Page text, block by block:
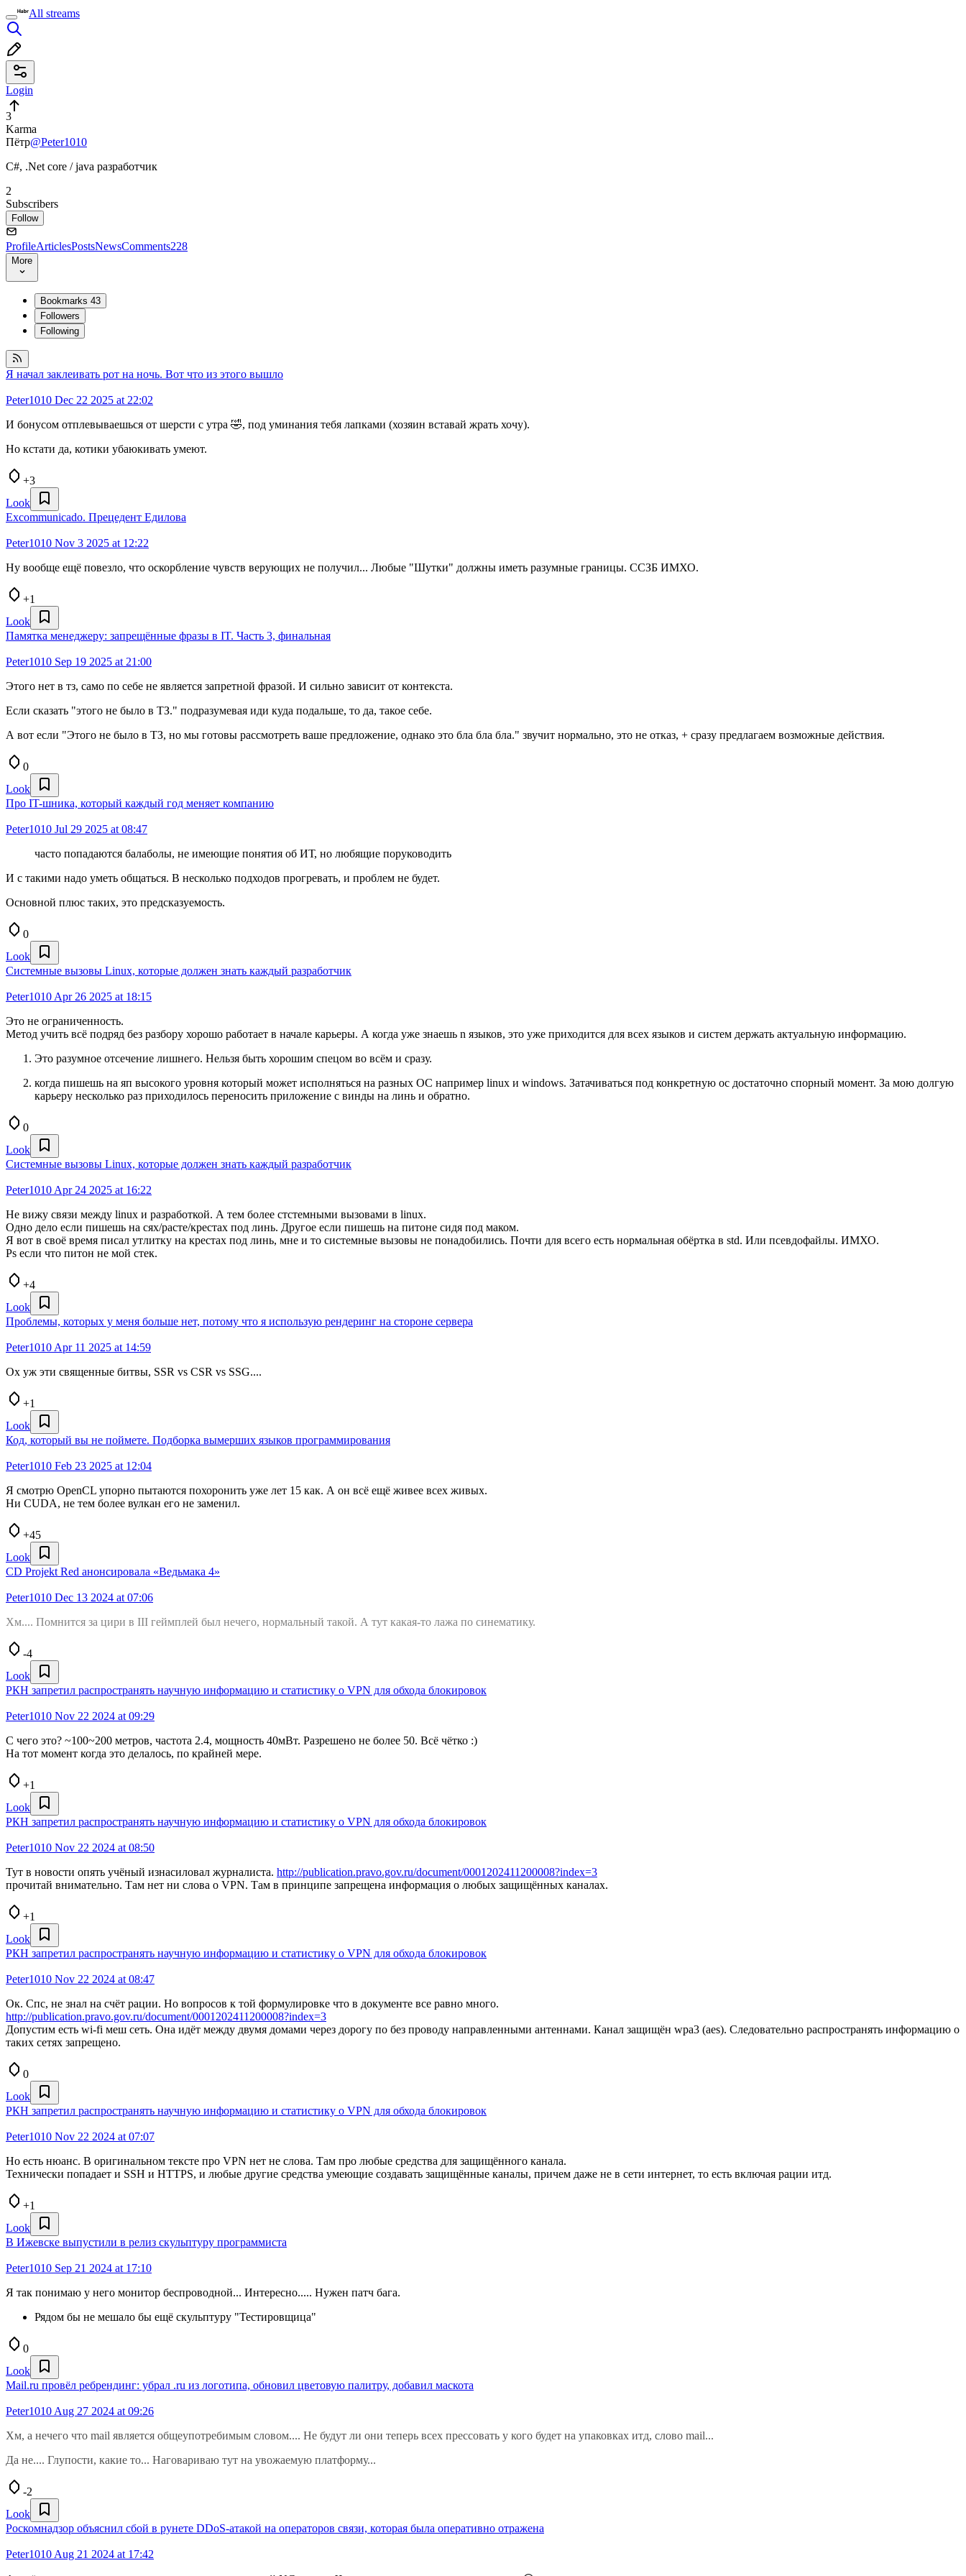
All streams
Login
3
Karma
Пётр@Peter1010
C#, .Net core / java разработчик
2
Subscribers
Follow
ProfileArticlesPostsNewsComments228
More
Bookmarks 43
Followers
Following
Я начал заклеивать рот на ночь. Вот что из этого вышло
Peter1010 Dec 22 2025 at 22:02
И бонусом отплевываешься от шерсти с утра 🤣, под уминания тебя лапками (хозяин вставай жрать хочу).
Но кстати да, котики убаюкивать умеют.
+3
Look
Excommunicado. Прецедент Едилова
Peter1010 Nov 3 2025 at 12:22
Ну вообще ещё повезло, что оскорбление чувств верующих не получил... Любые "Шутки" должны иметь разумные границы. ССЗБ ИМХО.
+1
Look
Памятка менеджеру: запрещённые фразы в IT. Часть 3, финальная
Peter1010 Sep 19 2025 at 21:00
Этого нет в тз, само по себе не является запретной фразой. И сильно зависит от контекста.
Если сказать "этого не было в ТЗ." подразумевая иди куда подальше, то да, такое себе.
А вот если "Этого не было в ТЗ, но мы готовы рассмотреть ваше предложение, однако это бла бла бла." звучит нормально, это не отказ, + сразу предлагаем возможные действия.
0
Look
Про IT-шника, который каждый год меняет компанию
Peter1010 Jul 29 2025 at 08:47
часто попадаются балаболы, не имеющие понятия об ИТ, но любящие поруководить
И с такими надо уметь общаться. В несколько подходов прогревать, и проблем не будет.
Основной плюс таких, это предсказуемость.
0
Look
Системные вызовы Linux, которые должен знать каждый разработчик
Peter1010 Apr 26 2025 at 18:15
Это не ограниченность.
Метод учить всё подряд без разбору хорошо работает в начале карьеры. А когда уже знаешь n языков, это уже приходится для всех языков и систем держать актуальную информацию.
Это разумное отсечение лишнего. Нельзя быть хорошим спецом во всём и сразу.
когда пишешь на яп высокого уровня который может исполняться на разных ОС например linux и windows. Затачиваться под конкретную ос достаточно спорный момент. За мою долгую
карьеру несколько раз приходилось переносить приложение с винды на линь и обратно.
0
Look
Системные вызовы Linux, которые должен знать каждый разработчик
Peter1010 Apr 24 2025 at 16:22
Не вижу связи между linux и разработкой. А тем более стстемными вызовами в linux.
Одно дело если пишешь на сях/расте/крестах под линь. Другое если пишешь на питоне сидя под маком.
Я вот в своё время писал утлитку на крестах под линь, мне и то системные вызовы не понадобились. Почти для всего есть нормальная обёртка в std. Или псевдофайлы. ИМХО.
Ps если что питон не мой стек.
+4
Look
Проблемы, которых у меня больше нет, потому что я использую рендеринг на стороне сервера
Peter1010 Apr 11 2025 at 14:59
Ох уж эти священные битвы, SSR vs CSR vs SSG....
+1
Look
Код, который вы не поймете. Подборка вымерших языков программирования
Peter1010 Feb 23 2025 at 12:04
Я смотрю OpenCL упорно пытаются похоронить уже лет 15 как. А он всё ещё живее всех живых.
Ни CUDA, не тем более вулкан его не заменил.
+45
Look
CD Projekt Red анонсировала «Ведьмака 4»
Peter1010 Dec 13 2024 at 07:06
Хм.... Помнится за цири в III геймплей был нечего, нормальный такой. А тут какая-то лажа по синематику.
-4
Look
РКН запретил распространять научную информацию и статистику о VPN для обхода блокировок
Peter1010 Nov 22 2024 at 09:29
С чего это? ~100~200 метров, частота 2.4, мощность 40мВт. Разрешено не более 50. Всё чётко :)
На тот момент когда это делалось, по крайней мере.
+1
Look
РКН запретил распространять научную информацию и статистику о VPN для обхода блокировок
Peter1010 Nov 22 2024 at 08:50
Тут в новости опять учёный изнасиловал журналиста. http://publication.pravo.gov.ru/document/0001202411200008?index=3
прочитай внимательно. Там нет ни слова о VPN. Там в принципе запрещена информация о любых защищённых каналах.
+1
Look
РКН запретил распространять научную информацию и статистику о VPN для обхода блокировок
Peter1010 Nov 22 2024 at 08:47
Ок. Спс, не знал на счёт рации. Но вопросов к той формулировке что в документе все равно много.
http://publication.pravo.gov.ru/document/0001202411200008?index=3
Допустим есть wi-fi меш сеть. Она идёт между двумя домами через дорогу по без проводу направленными антеннами. Канал защищён wpa3 (aes). Следовательно распространять информацию о
таких сетях запрещено.
0
Look
РКН запретил распространять научную информацию и статистику о VPN для обхода блокировок
Peter1010 Nov 22 2024 at 07:07
Но есть нюанс. В оригинальном тексте про VPN нет не слова. Там про любые средства для защищённого канала.
Технически попадает и SSH и HTTPS, и любые другие средства умеющие создавать защищённые каналы, причем даже не в сети интернет, то есть включая рации итд.
+1
Look
В Ижевске выпустили в релиз скульптуру программиста
Peter1010 Sep 21 2024 at 17:10
Я так понимаю у него монитор беспроводной... Интересно..... Нужен патч бага.
Рядом бы не мешало бы ещё скульптуру "Тестировщица"
0
Look
Mail.ru провёл ребрендинг: убрал .ru из логотипа, обновил цветовую палитру, добавил маскота
Peter1010 Aug 27 2024 at 09:26
Хм, а нечего что mail является общеупотребимым словом.... Не будут ли они теперь всех прессовать у кого будет на упаковках итд, слово mail...
Да не.... Глупости, какие то... Наговариваю тут на увожаемую платформу...
-2
Look
Роскомнадзор объяснил сбой в рунете DDoS-атакой на операторов связи, которая была оперативно отражена
Peter1010 Aug 21 2024 at 17:42